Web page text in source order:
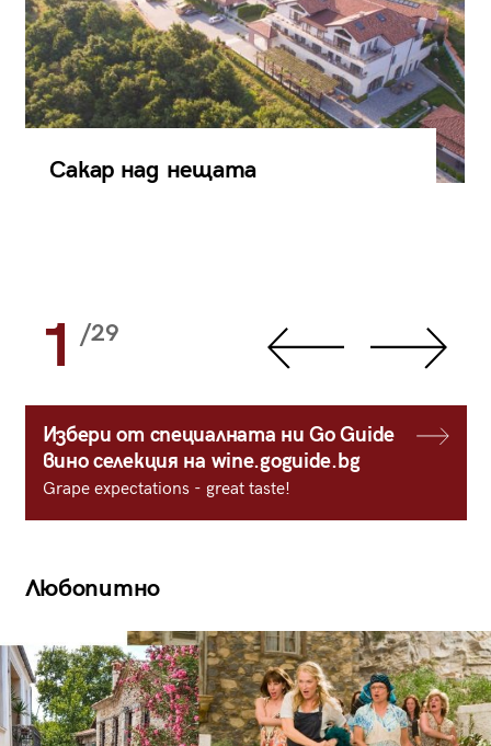
Сакар над нещата
1 /29
Избери от специалната ни Go Guide
вино селекция на wine.goguide.bg
Grape expectations - great taste!
Любопитно